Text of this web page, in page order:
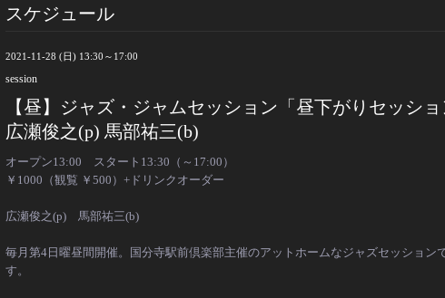
スケジュール
2021-11-28 (日) 13:30～17:00
session
【昼】ジャズ・ジャムセッション「昼下がりセッシ
広瀬俊之(p) 馬部祐三(b)
オープン13:00 スタート13:30（～17:00）
￥1000（観覧 ￥500）+ドリンクオーダー
広瀬俊之(p) 馬部祐三(b)
毎月第4日曜昼間開催。国分寺駅前倶楽部主催のアットホームなジャズセッション
す。